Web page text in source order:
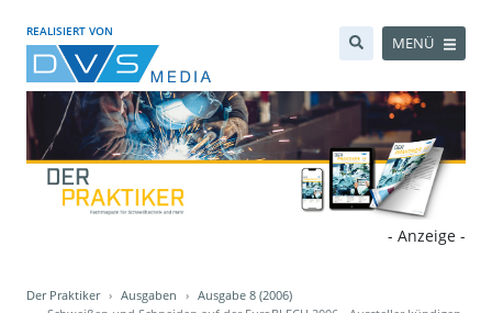
REALISIERT VON
MENÜ
- Anzeige -
Der Praktiker Ausgaben
Ausgabe 8 (2006)